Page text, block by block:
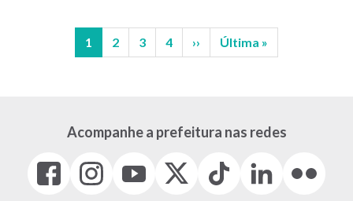
Paginação
Página
atual
1 Página
2 Página
3 Página
4
Próxima
página
››
Última
página
Última »
Acompanhe a prefeitura nas redes
Facebook
(link
Instagram
(link
(link
(Antigo
Tiktok
(link
LinkedIn
(link
(link